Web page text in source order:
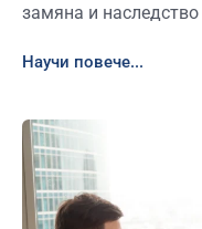
замяна и наследство
Научи повече...